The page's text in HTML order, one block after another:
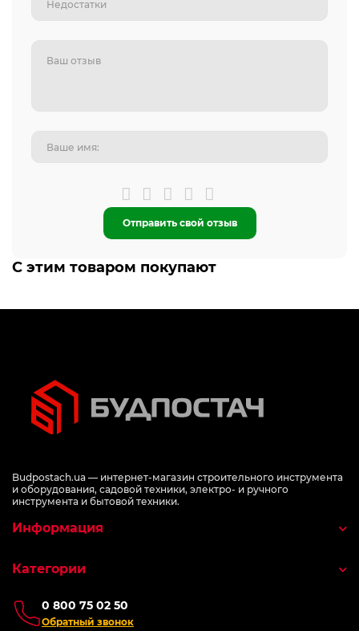
Отправить свой отзыв
С этим товаром покупают
Budpostach.ua — интернет-магазин строительного инструмента
и оборудования, садовой техники, электро- и ручного
инструмента и бытовой техники.
0 800 75 02 50
Обратный звонок
Информация
Категории